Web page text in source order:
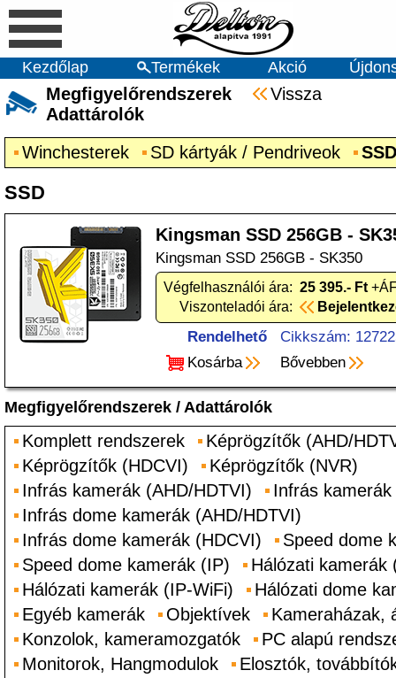
Kezdőlap Termékek Akció
Megfigyelőrendszerek
Vissza
Adattárolók
Winchesterek
SD kártyák / Pendriveok SSD
SSD
Kingsman SSD 256GB -
Kingsman SSD 256GB - SK350
Végfelhasználói ára: 25 395.- Ft
Viszonteladói ára:
Rendelhető
Cikkszám:
Kosárba
Bővebben
Megfigyelőrendszerek / Adattárolók
Komplett rendszerek
Képrögzítők (AHD/
Képrögzítők (HDCVI)
Képrögzítők (NVR)
Infrás kamerák (AHD/HDTVI)
Infrás
Infrás dome kamerák (AHD/HDTVI)
Infrás dome kamerák (HDCVI)
Speed dome
Speed dome kamerák (IP)
Hálózati kamerák
Hálózati kamerák (IP-WiFi)
Hálózati dome
Egyéb kamerák
Objektívek
Kameraházak,
Konzolok, kameramozgatók
PC alapú
Monitorok, Hangmodulok
Elosztók,